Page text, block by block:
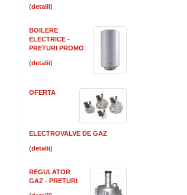
( )
BOILERE
ELECTRICE -
PRETURI PROMO
( )
OFERTA
ELECTROVALVE DE GAZ
( )
REGULATOR
GAZ - PRETURI